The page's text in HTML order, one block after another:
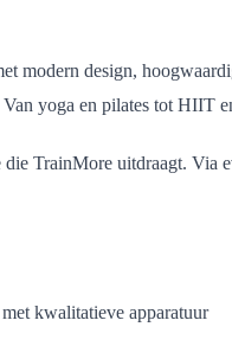
modern design,
yoga en pilates tot
TrainMore uitdraagt. Via
kwalitatieve apparatuur